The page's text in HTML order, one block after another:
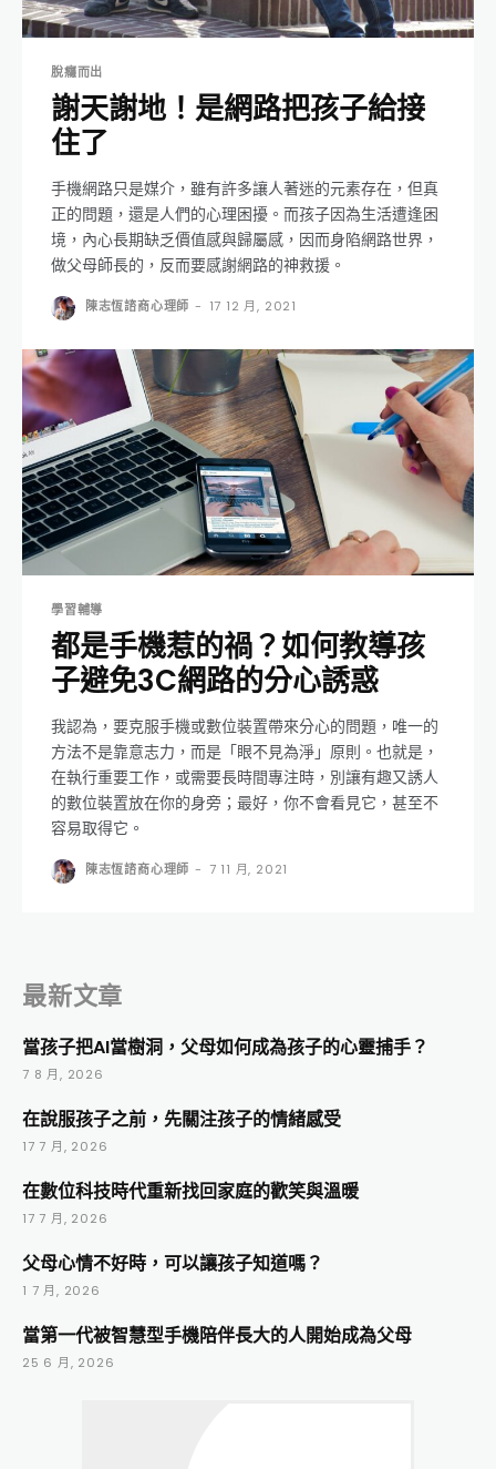
脫癮而出
謝天謝地！是網路把孩子給接
住了
手機網路只是媒介，雖有許多讓人著迷的元素存在，但真
正的問題，還是人們的心理困擾。而孩子因為生活遭逢困
境，內心長期缺乏價值感與歸屬感，因而身陷網路世界，
做父母師長的，反而要感謝網路的神救援。
陳志恆諮商心理師 - 17 12 月, 2021
學習輔導
都是手機惹的禍？如何教導孩
子避免3C網路的分心誘惑
我認為，要克服手機或數位裝置帶來分心的問題，唯一的
方法不是靠意志力，而是「眼不見為淨」原則。也就是，
在執行重要工作，或需要長時間專注時，別讓有趣又誘人
的數位裝置放在你的身旁；最好，你不會看見它，甚至不
容易取得它。
陳志恆諮商心理師 - 7 11 月, 2021
最新文章
當孩子把AI當樹洞，父母如何成為孩子的心靈捕手？
7 8 月, 2026
在說服孩子之前，先關注孩子的情緒感受
17 7 月, 2026
在數位科技時代重新找回家庭的歡笑與溫暖
17 7 月, 2026
父母心情不好時，可以讓孩子知道嗎？
1 7 月, 2026
當第一代被智慧型手機陪伴長大的人開始成為父母
25 6 月, 2026